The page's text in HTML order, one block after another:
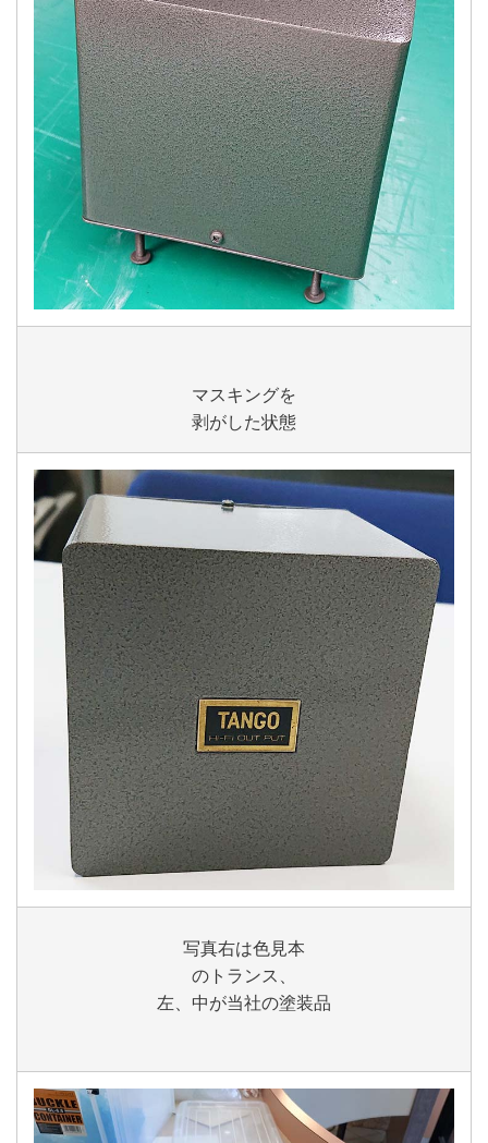
マスキングを
剥がした状態
写真右は色見本
のトランス、
左、中が当社の塗装品